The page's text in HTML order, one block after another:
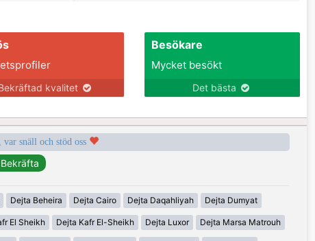
kvalitet
Besökare
Mycket besökt
Det bästa
snäll och stöd oss
Dejta Beheira Dejta Cairo Dejta Daqahliyah Dejta Dumyat
El Sheikh Dejta Kafr El-Sheikh Dejta Luxor Dejta Marsa Matrouh